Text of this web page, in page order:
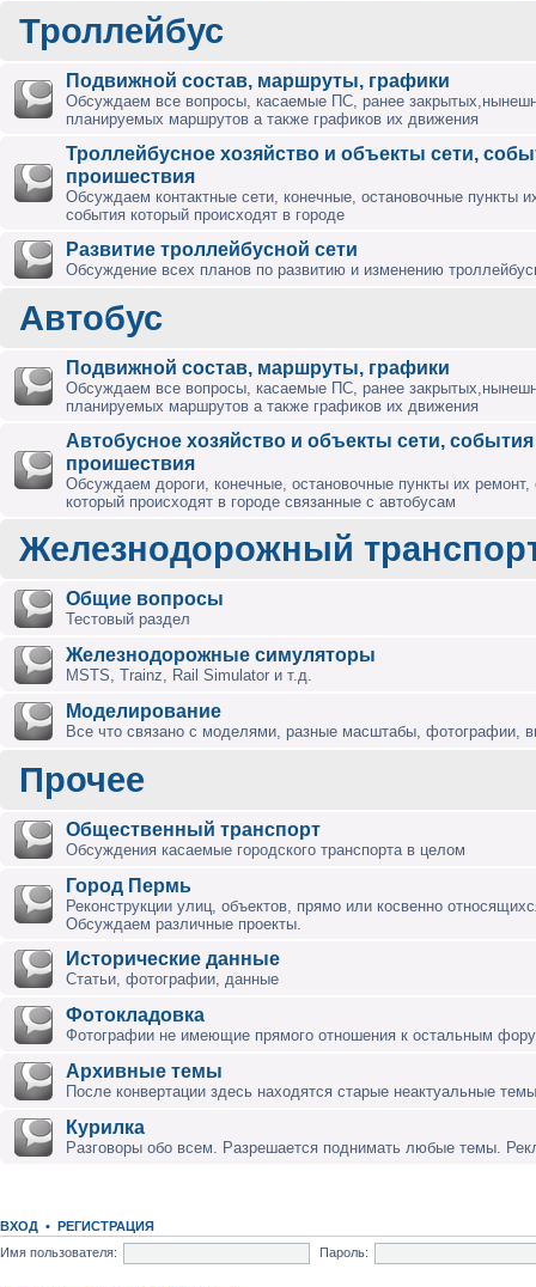
Троллейбус
Подвижной состав, маршруты, графики
Обсуждаем все вопросы, касаемые ПС, ранее
планируемых маршрутов а также графиков их движения
Троллейбусное хозяйство и объекты сети,
проишествия
Обсуждаем контактные сети, конечные, остановочные пункты
события который происходят в городе
Развитие троллейбусной сети
Обсуждение всех планов по развитию и изменению
Автобус
Подвижной состав, маршруты, графики
Обсуждаем все вопросы, касаемые ПС, ранее
планируемых маршрутов а также графиков их движения
Автобусное хозяйство и объекты сети,
проишествия
Обсуждаем дороги, конечные, остановочные пункты их ремонт,
который происходят в городе связанные с автобусам
Железнодорожный
Общие вопросы
Тестовый раздел
Железнодорожные симуляторы
MSTS, Trainz, Rail Simulator и т.д.
Моделирование
Все что связано с моделями, разные масштабы, фотографии,
Прочее
Общественный транспорт
Обсуждения касаемые городского транспорта в целом
Город Пермь
Реконструкции улиц, объектов, прямо или косвенно
Обсуждаем различные проекты.
Исторические данные
Статьи, фотографии, данные
Фотокладовка
Фотографии не имеющие прямого отношения к остальным
Архивные темы
После конвертации здесь находятся старые неактуальные
Курилка
Разговоры обо всем. Разрешается поднимать любые темы.
ВХОД • РЕГИСТРАЦИЯ
Имя пользователя:
Пароль: